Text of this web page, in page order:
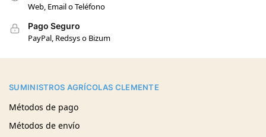
Web, Email o Teléfono
Pago Seguro
PayPal, Redsys o Bizum
SUMINISTROS AGRÍCOLAS CLEMENTE
Métodos de pago
Métodos de envío